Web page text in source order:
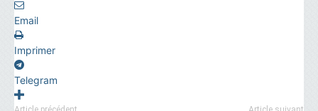
Email
Imprimer
Telegram